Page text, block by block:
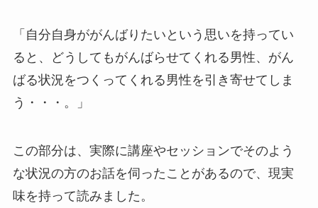
「自分自身ががんばりたいという思いを持ってい
ると、どうしてもがんばらせてくれる男性、がん
ばる状況をつくってくれる男性を引き寄せてしま
う・・・。」
この部分は、実際に講座やセッションでそのよう
な状況の方のお話を伺ったことがあるので、現実
味を持って読みました。